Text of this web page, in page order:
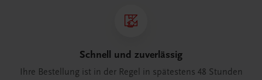
Schnell und zuverlässig
Ihre Bestellung ist in der Regel in spätestens 48 Stunden